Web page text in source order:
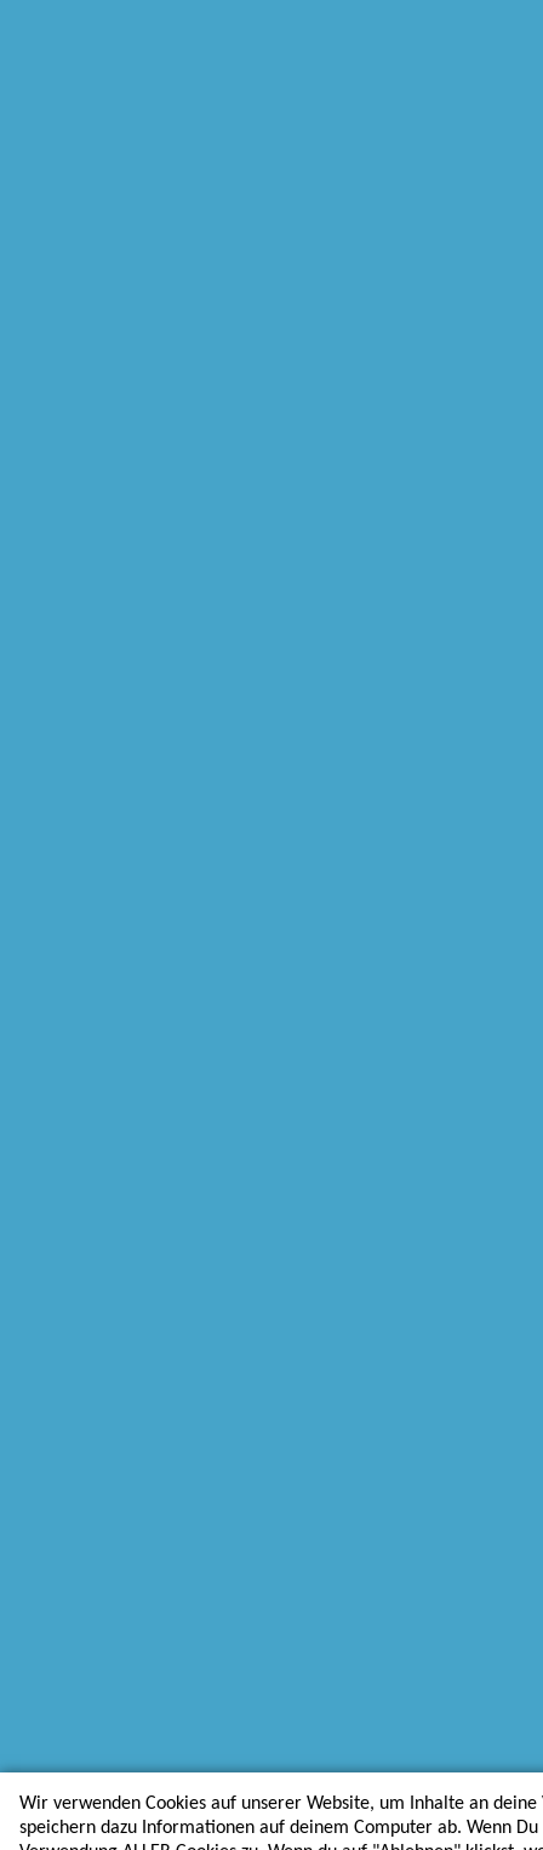
Wir verwenden Cookies auf unserer Website, um Inhalte an deine
speichern dazu Informationen auf deinem Computer ab. Wenn